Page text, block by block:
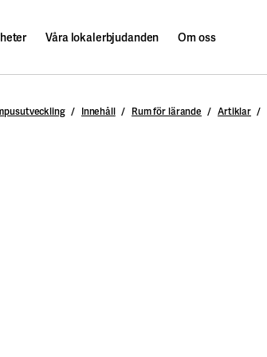
Våra lokalerbjudanden Om oss
Innehåll Rum för lärande Artiklar